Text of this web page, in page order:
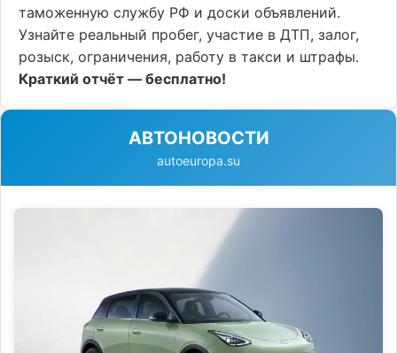
таможенную службу РФ и доски объявлений.
Узнайте реальный пробег, участие в ДТП, залог,
розыск, ограничения, работу в такси и штрафы.
Краткий отчёт — бесплатно!
АВТОНОВОСТИ
autoeuropa.su